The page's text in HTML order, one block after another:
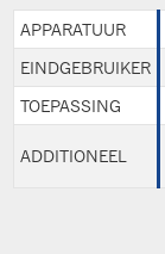
APPARATUUR
EINDGEBRUIKER
TOEPASSING
ADDITIONEEL